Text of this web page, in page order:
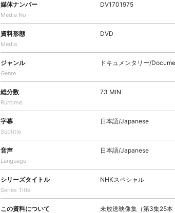
媒体ナンバー
Media No
DV1701975
資料形態
Media
DVD
ジャンル
Genre
ドキュメンタリー/
総分数
Runtime
73 MIN
字幕
Subtitle
日本語/Japanese
音声
Language
日本語/Japanese
シリーズタイトル
Series Title
NHKスペシャル
この資料について
未放送映像集（第3集25本